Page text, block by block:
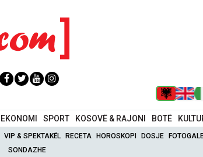
EKONOMI SPORT KOSOVË & RAJONI BOTË
VIP & SPEKTAKËL RECETA HOROSKOPI DOSJE
SONDAZHE